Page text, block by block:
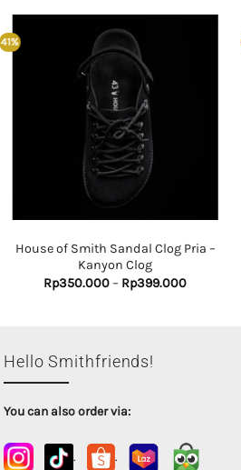
41%
House of Smith Sandal Clog Pria –
Kanyon Clog
Rp350.000– Rp399.000Price
Hello Smithfriends!
You can also order via:
. .